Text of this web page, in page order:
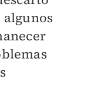
algunos